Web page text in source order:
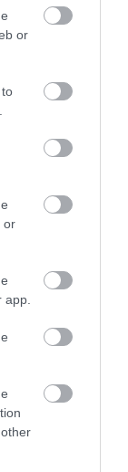
or
or
megyékre az
Borsod-
esőre
a
ónos eső,
fokú riasztást az
SZERDÁRA IS